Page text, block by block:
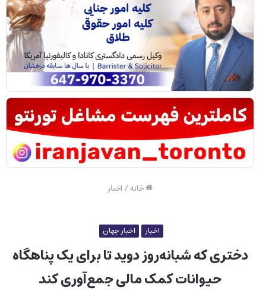
خانه/ اخبار
اخبار اخبار جهان
دختری که شبانه‌روز دوید تا برای یک پناهگاه
حیوانات کمک مالی جمع‌آوری کند